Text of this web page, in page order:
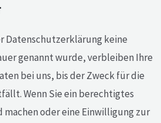
Datenschutzerklärung keine
genannt wurde, verbleiben Ihre
bei uns, bis der Zweck für die
Wenn Sie ein berechtigtes
machen oder eine Einwilligung zur